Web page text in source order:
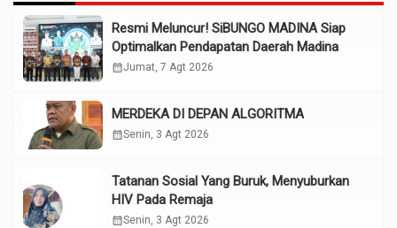
Resmi Meluncur! SiBUNGO MADINA Siap
Optimalkan Pendapatan Daerah Madina
calendar_monthJumat, 7 Agt 2026
MERDEKA DI DEPAN ALGORITMA
calendar_monthSenin, 3 Agt 2026
Tatanan Sosial Yang Buruk, Menyuburkan
HIV Pada Remaja
calendar_monthSenin, 3 Agt 2026